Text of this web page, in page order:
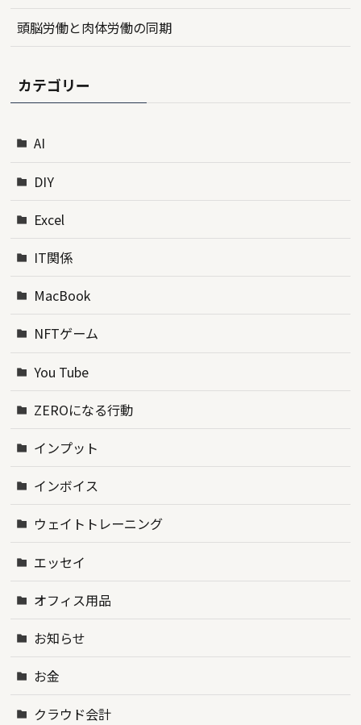
頭脳労働と肉体労働の同期
カテゴリー
AI
DIY
Excel
IT関係
MacBook
NFTゲーム
You Tube
ZEROになる行動
インプット
インボイス
ウェイトトレーニング
エッセイ
オフィス用品
お知らせ
お金
クラウド会計